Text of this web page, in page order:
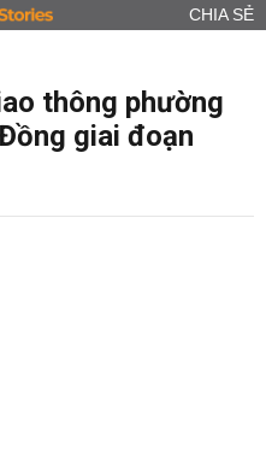
CHIA SẺ
thông phường
giai đoạn